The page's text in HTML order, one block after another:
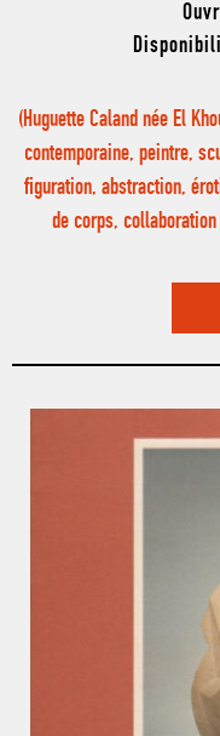
(Huguette Caland née El
contemporaine, peintre,
figuration, abstraction,
de corps,